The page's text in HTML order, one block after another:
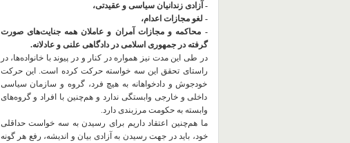
- آزادی زندانیان سیاسی و عقیدتی،
- لغو مجازات اعدام،
- محاکمه و مجازات آمران و عاملان همه جنایت‌های صورت
گرفته در جمهوری اسلامی در دادگاهی علنی و عادلانه.
در طی این مدت نیز همواره در کنار و در پیوند با خانواده‌ها، در
راستای تحقق این سه خواسته حرکت کرده است. این حرکت
خودجوش و دادخواهانه به هیچ فرد، گروه و سازمان سیاسی
داخلی و خارجی وابستگی ندارد و هم‌چنین با افراد و گروه‌های
وابسته به حکومت مرزبندی دارد.
ما هم‌چنین اعتقاد داریم برای رسیدن به سه خواست حداقلی
خود، باید در جهت رسیدن به آزادی بیان و اندیشه، رفع هر گونه